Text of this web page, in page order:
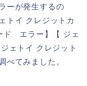
ーが発生するの
トイ クレジットカ
ド エラー】【 ジェ
ェトイ クレジット
てみました。